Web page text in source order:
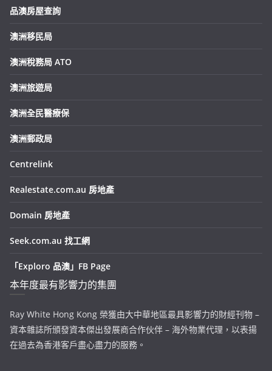
品澳房屋查詢
澳洲移民局
澳洲稅務局 ATO
澳洲旅遊局
澳洲全民醫療保
澳洲郵政局
Centrelink
Realestate.com.au 房地產
Domain 房地產
Seek.com.au 找工網
「Exploro 品澳」FB Page
本年度最有影響力的集團
Ray White Hong Kong 榮獲由大中華地區最具影響力的財經刊物 –
資本雜誌所頒發資本傑出發展商合作伙伴 – 海外物業代理，以表揚
在過去為香港客戶盡心盡力的服務。